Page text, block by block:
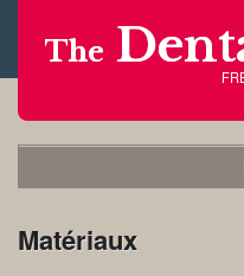
The
Matériaux